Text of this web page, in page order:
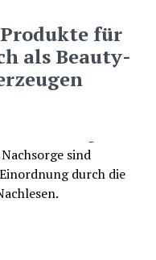
für
als Beauty-